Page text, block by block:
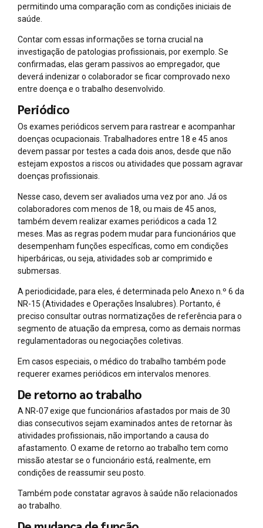
permitindo uma comparação com as condições iniciais de
saúde.
Contar com essas informações se torna crucial na
investigação de patologias profissionais, por exemplo. Se
confirmadas, elas geram passivos ao empregador, que
deverá indenizar o colaborador se ficar comprovado nexo
entre doença e o trabalho desenvolvido.
Periódico
Os exames periódicos servem para rastrear e acompanhar
doenças ocupacionais. Trabalhadores entre 18 e 45 anos
devem passar por testes a cada dois anos, desde que não
estejam expostos a riscos ou atividades que possam agravar
doenças profissionais.
Nesse caso, devem ser avaliados uma vez por ano. Já os
colaboradores com menos de 18, ou mais de 45 anos,
também devem realizar exames periódicos a cada 12
meses. Mas as regras podem mudar para funcionários que
desempenham funções específicas, como em condições
hiperbáricas, ou seja, atividades sob ar comprimido e
submersas.
A periodicidade, para eles, é determinada pelo Anexo n.º 6 da
NR-15 (Atividades e Operações Insalubres). Portanto, é
preciso consultar outras normatizações de referência para o
segmento de atuação da empresa, como as demais normas
regulamentadoras ou negociações coletivas.
Em casos especiais, o médico do trabalho também pode
requerer exames periódicos em intervalos menores.
De retorno ao trabalho
A NR-07 exige que funcionários afastados por mais de 30
dias consecutivos sejam examinados antes de retornar às
atividades profissionais, não importando a causa do
afastamento. O exame de retorno ao trabalho tem como
missão atestar se o funcionário está, realmente, em
condições de reassumir seu posto.
Também pode constatar agravos à saúde não relacionados
ao trabalho.